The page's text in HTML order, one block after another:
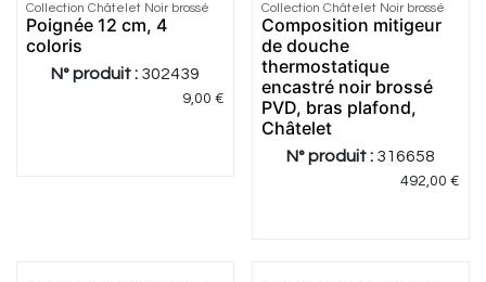
Collection Châtelet Noir brossé
Poignée 12 cm, 4
coloris
N° produit : 302439
9,00 €
Collection Châtelet Noir brossé
Composition mitigeur
de douche
thermostatique
encastré noir brossé
PVD, bras plafond,
Châtelet
N° produit : 316658
492,00 €